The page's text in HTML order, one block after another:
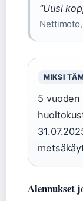
“Uusi
MIKSI
5
Alennukset